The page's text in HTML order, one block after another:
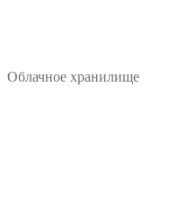
Облачное хранилище